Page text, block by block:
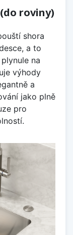
roviny)
shora
a to
na
výhody
a
jako plně
pro